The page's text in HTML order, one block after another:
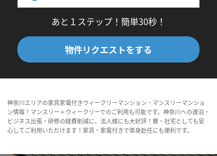
あと１ステップ！簡単30秒！
物件リクエストをする
神奈川エリアの家具家電付きウィークリーマンション・マンスリーマンショ
ン情報！マンスリー＋ウィークリーでのご利用も可能です。神奈川への連泊・
ビジネス出張・研修の経費削減に、法人様にも大好評！寮・社宅としても安
心してご利用いただけます！家具・家電付きで単身赴任にも便利です。